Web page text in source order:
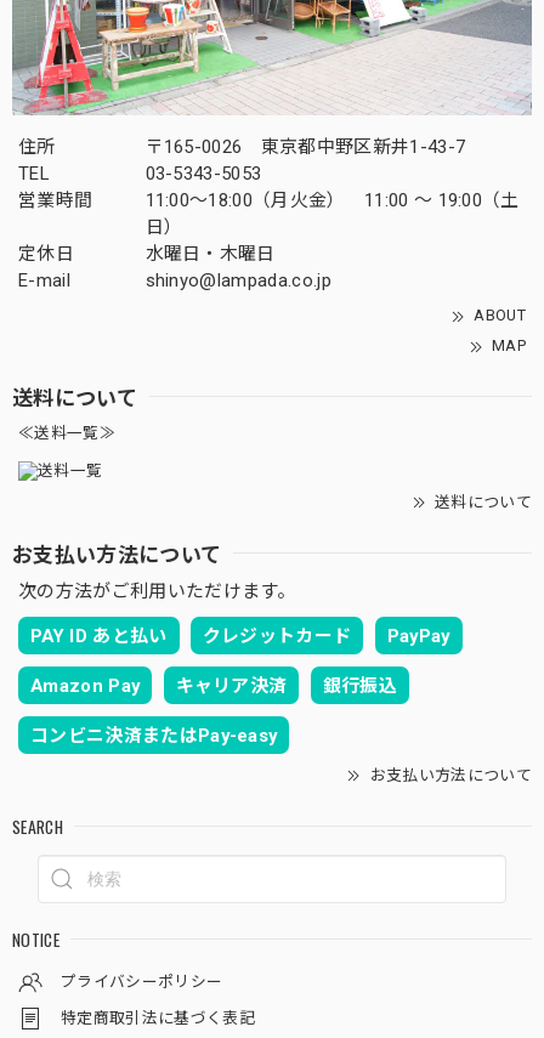
住所
〒165-0026 東京都中野区新井1-43-7
TEL
03-5343-5053
営業時間
11:00～18:00（月火金） 11:00 ～ 19:00（土
日）
定休日
水曜日・木曜日
E-mail
shinyo@lampada.co.jp
ABOUT
MAP
送料について
≪送料一覧≫
送料について
お支払い方法について
次の方法がご利用いただけます。
PAY ID あと払い クレジットカード PayPay
Amazon Pay キャリア決済 銀行振込
コンビニ決済またはPay-easy
お支払い方法について
SEARCH
NOTICE
プライバシーポリシー
特定商取引法に基づく表記